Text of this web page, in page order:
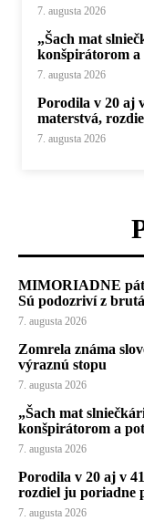
7. augusta 2026
„Šach mat
konšpirátorom a
7. augusta 2026
Porodila v 20 aj
materstvá,
7. augusta 2026
MIMORIADNE
Sú podozriví z
7. augusta 2026
Zomrela známa
výraznú stopu
7. augusta 2026
„Šach mat
konšpirátorom a
7. augusta 2026
Porodila v 20 aj v
rozdiel ju poriadne
7. augusta 2026